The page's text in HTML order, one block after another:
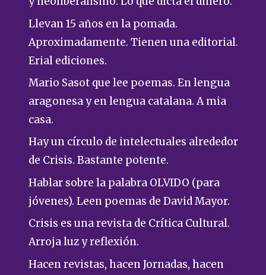
Llevan 15 años en la pomada.
Aproximadamente. Tienen una editorial.
Erial ediciones.
Mario Sasot que lee poemas. En lengua
aragonesa y en lengua catalana. A mia
casa.
Hay un círculo de intelectuales alrededor
de Crisis. Bastante potente.
Hablar sobre la palabra OLVIDO (para
jóvenes). Leen poemas de David Mayor.
Crisis es una revista de Crítica Cultural.
Arroja luz y reflexión.
Hacen revistas, hacen Jornadas, hacen